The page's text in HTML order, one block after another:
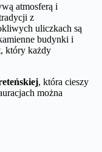
atmosferą i
z
uliczkach są
budynki i
który każdy
, która cieszy
można